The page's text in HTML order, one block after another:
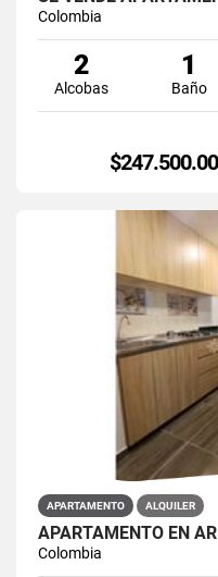
Colombia
2
Alcobas
1
Baño
APARTAMENTO ALQUILER
Colombia